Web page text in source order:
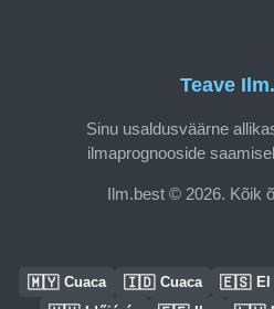
Teave
Sinu usaldusväärne
ilmaprognooside
Ilm.best © 2026. Kõik
🇲🇾 Cuaca 🇮🇩 Cuaca 🇪🇸